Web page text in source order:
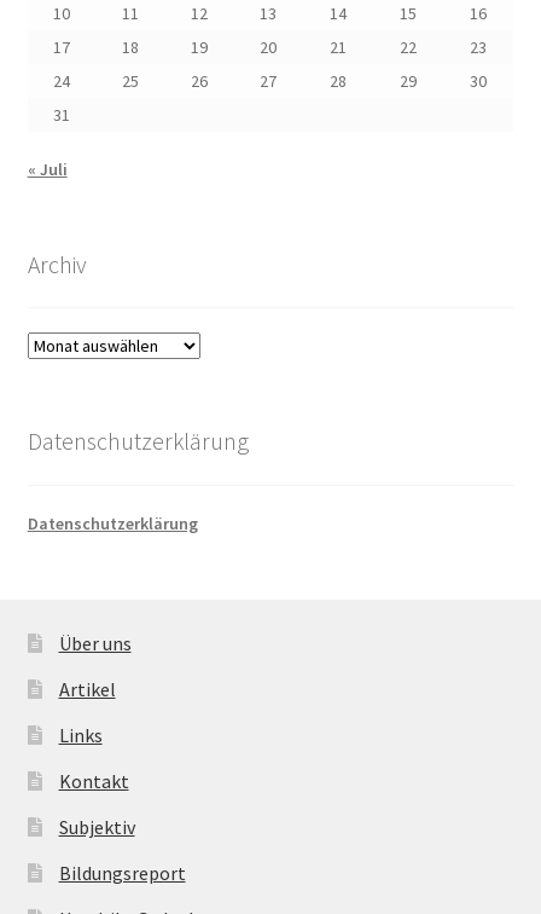
10
11 12 13 14 15
16
17
18 19 20 21 22
23
24
25 26 27 28 29
30
31
« Juli
Archiv
Archiv
Datenschutzerklärung
Datenschutzerklärung
Über uns
Artikel
Links
Kontakt
Subjektiv
Bildungsreport